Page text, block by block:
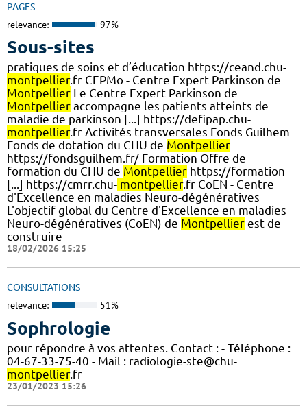
PAGES
relevance: 97%
Sous-sites
pratiques de soins et d’éducation https://ceand.chu-
montpellier.fr CEPMo - Centre Expert Parkinson de
Montpellier Le Centre Expert Parkinson de
Montpellier accompagne les patients atteints de
maladie de parkinson [...] https://defipap.chu-
montpellier.fr Activités transversales Fonds Guilhem
Fonds de dotation du CHU de Montpellier
https://fondsguilhem.fr/ Formation Offre de
formation du CHU de Montpellier https://formation
[...] https://cmrr.chu- montpellier.fr CoEN - Centre
d'Excellence en maladies Neuro-dégénératives
L'objectif global du Centre d'Excellence en maladies
Neuro-dégénératives (CoEN) de Montpellier est de
construire
18/02/2026 15:25
CONSULTATIONS
relevance: 51%
Sophrologie
pour répondre à vos attentes. Contact : - Téléphone :
04-67-33-75-40 - Mail : radiologie-ste@chu-
montpellier.fr
23/01/2023 15:26